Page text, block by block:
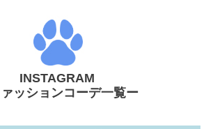
INSTAGRAM
ッションコーデ一覧ー